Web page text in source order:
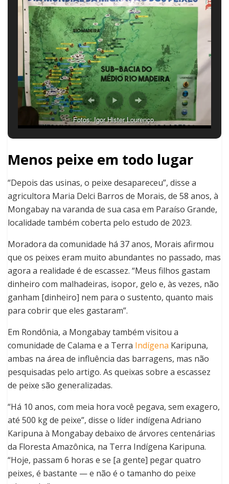
Fotos: Igor Hister Lourenço.
Menos peixe em todo lugar
“Depois das usinas, o peixe desapareceu”, disse a
agricultora Maria Delci Barros de Morais, de 58 anos, à
Mongabay na varanda de sua casa em Paraíso Grande,
localidade também coberta pelo estudo de 2023.
Moradora da comunidade há 37 anos, Morais afirmou
que os peixes eram muito abundantes no passado, mas
agora a realidade é de escassez. “Meus filhos gastam
dinheiro com malhadeiras, isopor, gelo e, às vezes, não
ganham [dinheiro] nem para o sustento, quanto mais
para cobrir que eles gastaram”.
Em Rondônia, a Mongabay também visitou a
comunidade de Calama e a Terra Indígena Karipuna,
ambas na área de influência das barragens, mas não
pesquisadas pelo artigo. As queixas sobre a escassez
de peixe são generalizadas.
“Há 10 anos, com meia hora você pegava, sem exagero,
até 500 kg de peixe”, disse o líder indígena Adriano
Karipuna à Mongabay debaixo de árvores centenárias
da Floresta Amazônica, na Terra Indígena Karipuna.
“Hoje, passam 6 horas e se [a gente] pegar quatro
peixes, é bastante — e não é o tamanho do peixe